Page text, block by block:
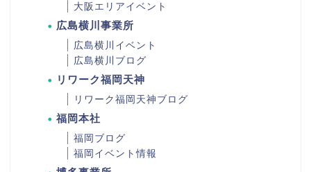
大阪エリアイベント
広島横川事業所
広島横川イベント
広島横川ブログ
リワーク福岡天神
リワーク福岡天神ブログ
福岡本社
福岡ブログ
福岡イベント情報